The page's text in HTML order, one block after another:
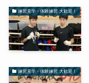
練習見学・体験練習 大歓迎！
練習見学・体験練習 大歓迎！